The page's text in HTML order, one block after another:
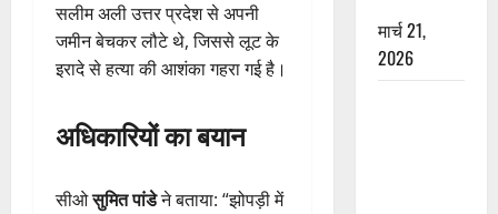
सलीम अली उत्तर प्रदेश से अपनी
जमीन बेचकर लौटे थे, जिससे लूट के
इरादे से हत्या की आशंका गहरा गई है।
अधिकारियों का बयान
सीओसुमित पांडेने बताया: “झोपड़ी में
मार्च 21,
2026